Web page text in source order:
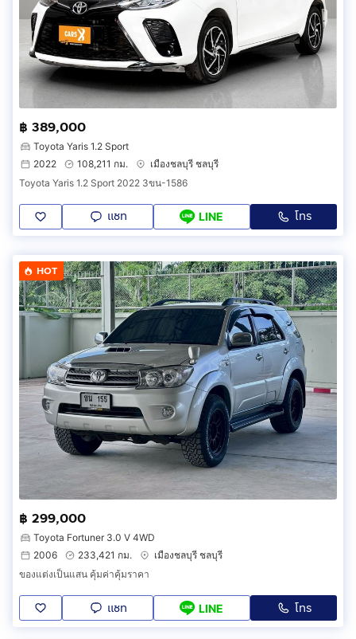
฿ 389,000
Toyota Yaris 1.2 Sport
2022
108,211 กม.
เมืองชลบุรี ชลบุรี
Toyota Yaris 1.2 Sport 2022 3ขน-1586
แชท LINE โทร
HOT
฿ 299,000
Toyota Fortuner 3.0 V 4WD
2006
233,421 กม.
เมืองชลบุรี ชลบุรี
ของแต่งเป็นแสน คุ้มค่าคุ้มราคา
แชท LINE โทร